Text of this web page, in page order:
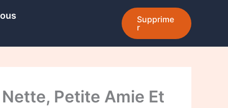
Supprime
r
Petite Amie Et